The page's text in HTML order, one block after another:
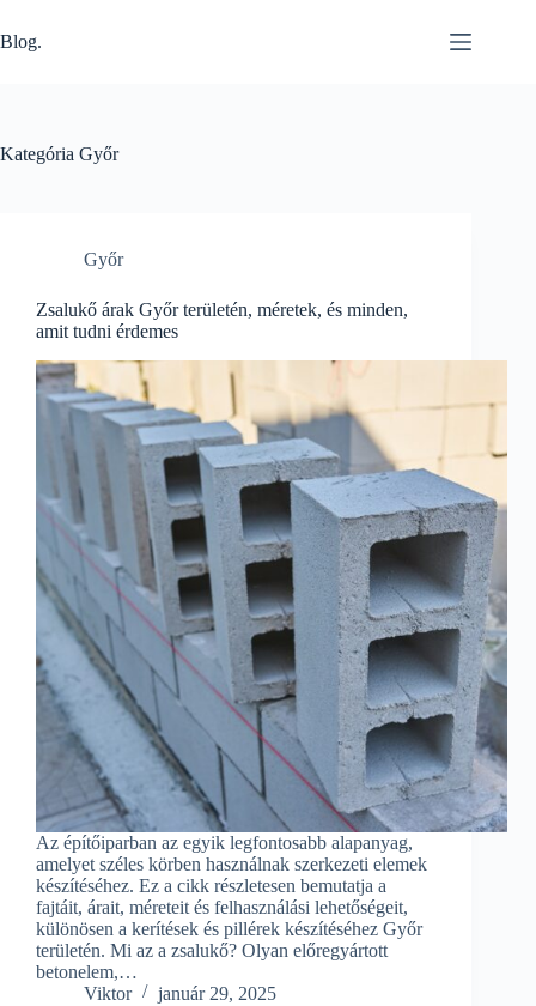
to
content
Blog.
Kategória Győr
Győr
Zsalukő árak Győr területén, méretek, és minden,
amit tudni érdemes
Az építőiparban az egyik legfontosabb alapanyag,
amelyet széles körben használnak szerkezeti elemek
készítéséhez. Ez a cikk részletesen bemutatja a
fajtáit, árait, méreteit és felhasználási lehetőségeit,
különösen a kerítések és pillérek készítéséhez Győr
területén. Mi az a zsalukő? Olyan előregyártott
betonelem,…
Viktor
január 29, 2025